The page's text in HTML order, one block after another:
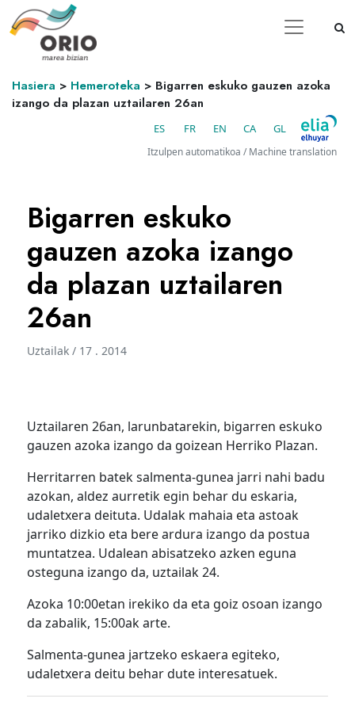
Hasiera > Hemeroteka > Bigarren eskuko gauzen azoka
izango da plazan uztailaren 26an
ES FR EN CA GL
Itzulpen automatikoa / Machine translation
Bigarren eskuko
gauzen azoka izango
da plazan uztailaren
26an
Uztailak / 17 . 2014
Uztailaren 26an, larunbatarekin, bigarren eskuko
gauzen azoka izango da goizean Herriko Plazan.
Herritarren batek salmenta-gunea jarri nahi badu
azokan, aldez aurretik egin behar du eskaria,
udaletxera deituta. Udalak mahaia eta astoak
jarriko dizkio eta bere ardura izango da postua
muntatzea. Udalean abisatzeko azken eguna
osteguna izango da, uztailak 24.
Azoka 10:00etan irekiko da eta goiz osoan izango
da zabalik, 15:00ak arte.
Salmenta-gunea jartzeko eskaera egiteko,
udaletxera deitu behar dute interesatuek.